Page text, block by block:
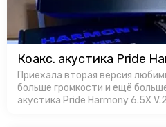
Коакс. акустика Pride
Приехала вторая версия
больше громкости и ещё больше
акустика Pride Harmony 6.5X V.2 Уже на полках и доступны